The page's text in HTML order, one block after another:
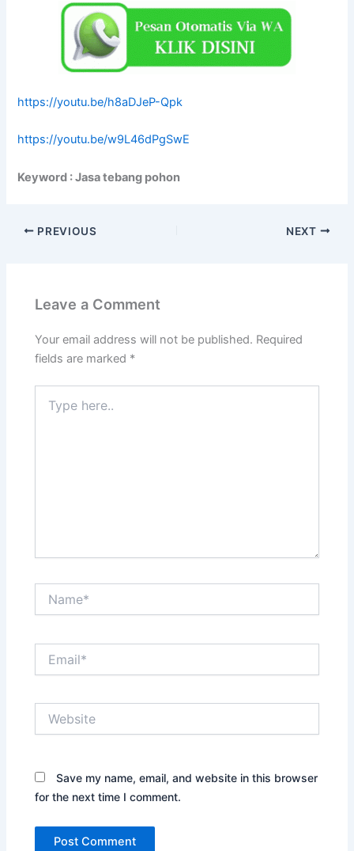
https://youtu.be/h8aDJeP-Qpk
https://youtu.be/w9L46dPgSwE
Keyword : Jasa tebang pohon
PREVIOUS NEXT
Leave a Comment
Your email address will not be published. Required
fields are marked *
here..
Save my name, email, and website in this browser
for the next time I comment.